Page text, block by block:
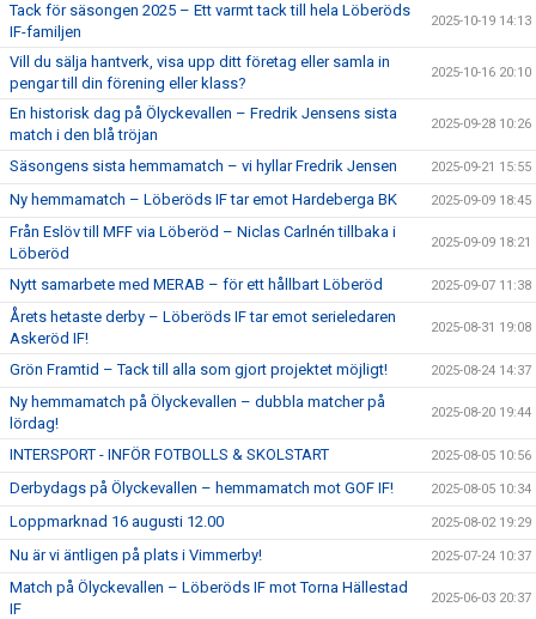
Tack för säsongen 2025 – Ett varmt tack till hela Löberöds
IF-familjen
2025-10-19 14:13
Vill du sälja hantverk, visa upp ditt företag eller samla in
pengar till din förening eller klass?
2025-10-16 20:10
En historisk dag på Ölyckevallen – Fredrik Jensens sista
match i den blå tröjan
2025-09-28 10:26
Säsongens sista hemmamatch – vi hyllar Fredrik Jensen 2025-09-21 15:55
Ny hemmamatch – Löberöds IF tar emot Hardeberga BK 2025-09-09 18:45
Från Eslöv till MFF via Löberöd – Niclas Carlnén tillbaka i
Löberöd
2025-09-09 18:21
Nytt samarbete med MERAB – för ett hållbart Löberöd 2025-09-07 11:38
Årets hetaste derby – Löberöds IF tar emot serieledaren
Askeröd IF!
2025-08-31 19:08
Grön Framtid – Tack till alla som gjort projektet möjligt! 2025-08-24 14:37
Ny hemmamatch på Ölyckevallen – dubbla matcher på
lördag!
2025-08-20 19:44
INTERSPORT - INFÖR FOTBOLLS & SKOLSTART 2025-08-05 10:56
Derbydags på Ölyckevallen – hemmamatch mot GOF IF! 2025-08-05 10:34
Loppmarknad 16 augusti 12.00 2025-08-02 19:29
Nu är vi äntligen på plats i Vimmerby! 2025-07-24 10:37
Match på Ölyckevallen – Löberöds IF mot Torna Hällestad
IF
2025-06-03 20:37